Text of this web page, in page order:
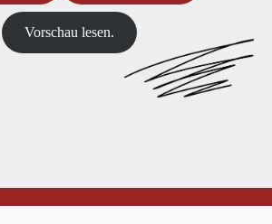
Vorschau lesen.